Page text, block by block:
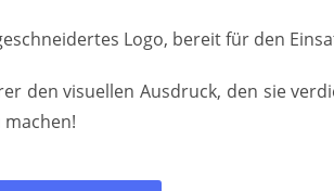
Logo, bereit für den
den visuellen Ausdruck, den sie